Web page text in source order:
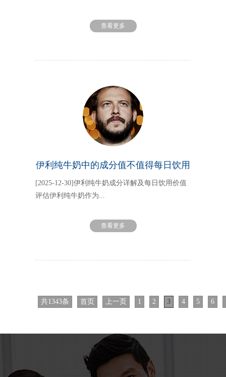
查看更多
伊利纯牛奶中的成分值不值得每日饮用
[2025-12-30]伊利纯牛奶成分详解及每日饮用价值
评估伊利纯牛奶作为...
查看更多
共1343条 首页 上一页 1 2 3 4 5 6